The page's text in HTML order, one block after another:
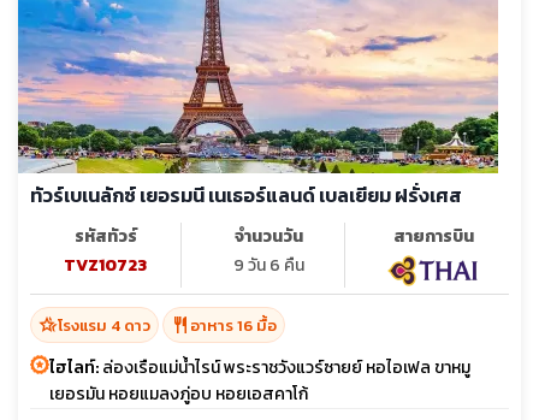
ทัวร์เบเนลักซ์ เยอรมนี เนเธอร์แลนด์ เบลเยียม ฝรั่งเศส
รหัสทัวร์
TVZ10723
จำนวนวัน
9 วัน 6 คืน
สายการบิน
hotel_classโรงแรม 4 ดาว restaurant อาหาร 16 มื้อ
ไฮไลท์:ล่องเรือแม่น้ำไรน์ พระราชวังแวร์ซายย์ หอไอเฟล ขาหมู
เยอรมัน หอยแมลงภู่อบ หอยเอสคาโก้